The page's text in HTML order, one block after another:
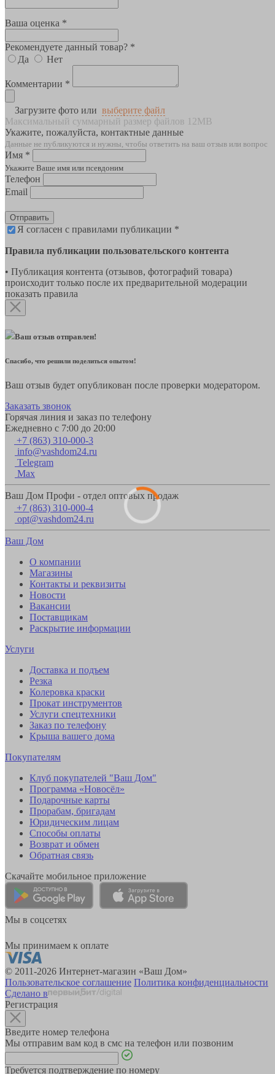
Ваша оценка *
Рекомендуете данный товар? *
Да
Нет
Комментарии *
Загрузите фото или выберите файл
Максимальный суммарный размер файлов 12MB
Укажите, пожалуйста, контактные данные
Данные не публикуются и нужны, чтобы ответить на ваш отзыв или вопрос
Имя *
Укажите Ваше имя или псевдоним
Телефон
Email
Отправить
Я согласен с правилами публикации *
Правила публикации пользовательского контента
• Публикация контента (отзывов, фотографий товара)
происходит только после их предварительной модерации
показать правила
Ваш отзыв отправлен!
Спасибо, что решили поделиться опытом!
Ваш отзыв будет опубликован после проверки модератором.
Заказать звонок
Горячая линия и заказ по телефону
Ежедневно с 7:00 до 20:00
+7 (863) 310-000-3
info@vashdom24.ru
Telegram
Max
Ваш Дом Профи - отдел оптовых продаж
+7 (863) 310-000-4
opt@vashdom24.ru
Ваш Дом
О компании
Магазины
Контакты и реквизиты
Новости
Вакансии
Поставщикам
Раскрытие информации
Услуги
Доставка и подъем
Резка
Колеровка краски
Прокат инструментов
Услуги спецтехники
Заказ по телефону
Крыша вашего дома
Покупателям
Клуб покупателей "Ваш Дом"
Программа «Новосёл»
Подарочные карты
Прорабам, бригадам
Юридическим лицам
Способы оплаты
Возврат и обмен
Обратная связь
Скачайте мобильное приложение
Мы в соцсетях
Мы принимаем к оплате
© 2011-2026 Интернет-магазин «Ваш Дом»
Пользовательское соглашение Политика конфиденциальности
Сделано в
Регистрация
Введите номер телефона
Мы отправим вам код в смс на телефон или позвоним
Требуется подтверждение по номеру